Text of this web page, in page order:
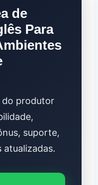
de
Para
do produtor
suporte,
atualizadas.